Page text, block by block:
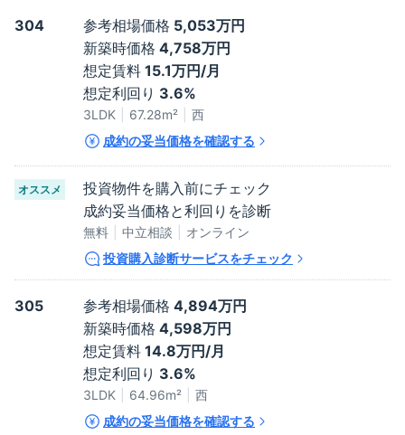
304 参考相場価格 5,053万円
新築時価格 4,758万円
想定賃料 15.1万円/月
想定利回り 3.6%
3LDK 67.28m²
西
成約の妥当価格を確認する
オススメ
投資物件を購入前にチェック
成約妥当価格と利回りを診断
無料 中立相談
オンライン
投資購入診断サービスをチェック
305 参考相場価格 4,894万円
新築時価格 4,598万円
想定賃料 14.8万円/月
想定利回り 3.6%
3LDK 64.96m²
西
成約の妥当価格を確認する